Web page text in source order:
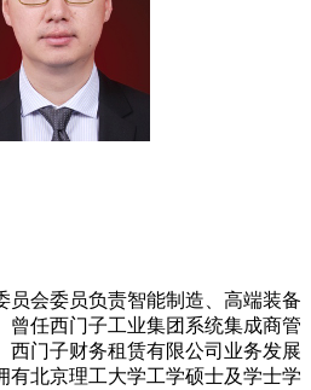
员会委员负责智能制造、高端装备
曾任西门子工业集团系统集成商管
西门子财务租赁有限公司业务发展
有北京理工大学工学硕士及学士学